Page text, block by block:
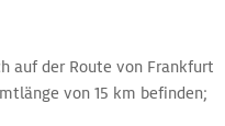
auf der Route von Frankfurt
von 15 km befinden;